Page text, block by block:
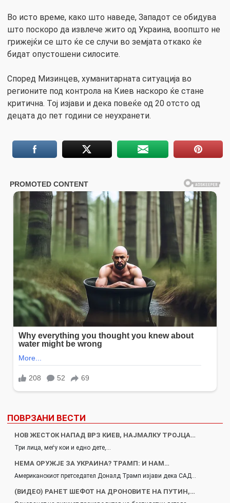
Во исто време, како што наведе, Западот се обидува
што поскоро да извлече жито од Украина, воопшто не
грижејќи се што ќе се случи во земјата откако ќе
бидат опустошени силосите.
Според Мизинцев, хуманитарната ситуација во
регионите под контрола на Киев наскоро ќе стане
критична. Тој изјави и дека повеќе од 20 отсто од
децата до пет години се неухранети.
ПОВРЗАНИ ВЕСТИ
НОВ ЖЕСТОК НАПАД ВРЗ КИЕВ, НАЈМАЛКУ ТРОЈЦА…
Три лица, меѓу кои и едно дете,…
НЕМА ОРУЖЈЕ ЗА УКРАИНА? ТРАМП: И НАМ…
Американскиот претседател Доналд Трамп изјави дека САД…
(ВИДЕО) РАНЕТ ШЕФОТ НА ДРОНОВИТЕ НА ПУТИН,…